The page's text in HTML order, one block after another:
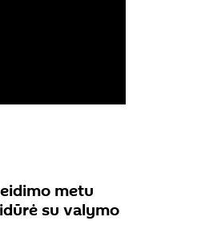
metu
su valymo